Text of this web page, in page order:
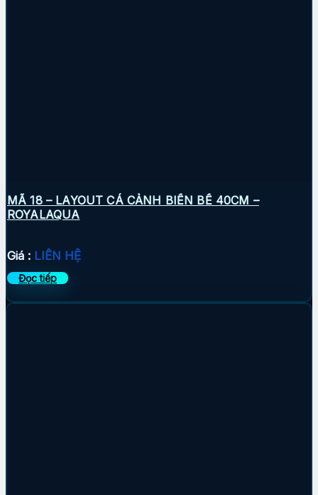
MÃ 18 – LAYOUT CÁ CẢNH BIỂN BỂ 40CM –
ROYALAQUA
Giá : LIÊN HỆ
Đọc tiếp